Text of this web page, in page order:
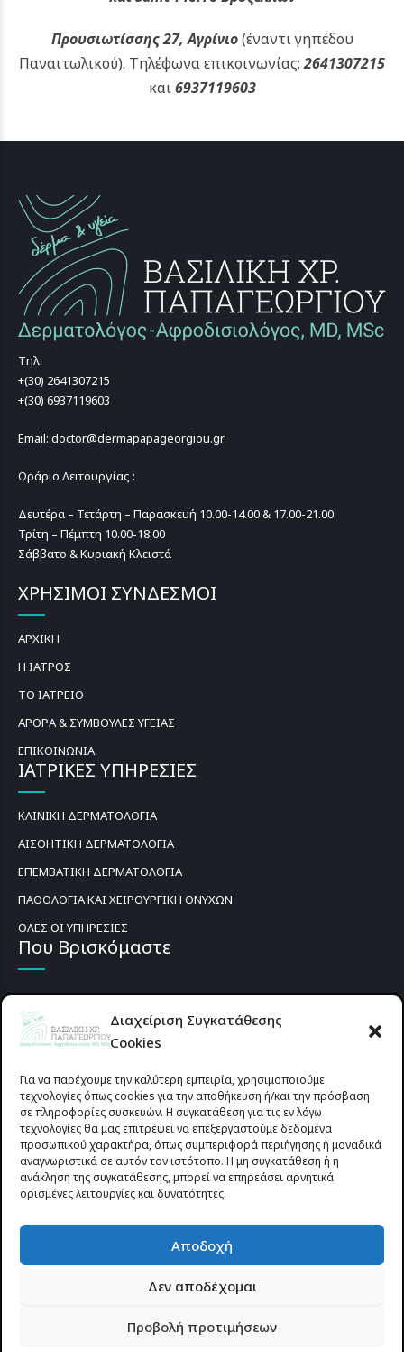
Διαχείριση Συγκατάθεσης
Cookies
Για να παρέχουμε την καλύτερη εμπειρία, χρησιμοποιούμε
τεχνολογίες όπως cookies για την αποθήκευση ή/και την πρόσβαση
σε πληροφορίες συσκευών. Η συγκατάθεση για τις εν λόγω
τεχνολογίες θα μας επιτρέψει να επεξεργαστούμε δεδομένα
προσωπικού χαρακτήρα, όπως συμπεριφορά περιήγησης ή μοναδικά
αναγνωριστικά σε αυτόν τον ιστότοπο. Η μη συγκατάθεση ή η
ανάκληση της συγκατάθεσης, μπορεί να επηρεάσει αρνητικά
ορισμένες λειτουργίες και δυνατότητες.
Αποδοχή
Δεν αποδέχομαι
Προβολή προτιμήσεων
Προυσιωτίσσης 27, Αγρίνιο(έναντι γηπέδου
Παναιτωλικού). Τηλέφωνα επικοινωνίας:2641307215
και6937119603
Τηλ:
+(30) 2641307215
+(30) 6937119603
Email: doctor@dermapapageorgiou.gr
Ωράριο Λειτουργίας :
Δευτέρα – Τετάρτη – Παρασκευή 10.00-14.00 & 17.00-21.00
Τρίτη – Πέμπτη 10.00-18.00
Σάββατο & Κυριακή Κλειστά
ΧΡΗΣΙΜΟΙ ΣΥΝΔΕΣΜΟΙ
ΑΡΧΙΚΗ
Η ΙΑΤΡΟΣ
ΤΟ ΙΑΤΡΕΙΟ
ΑΡΘΡΑ & ΣΥΜΒΟΥΛΕΣ ΥΓΕΙΑΣ
ΕΠΙΚΟΙΝΩΝΙΑ
ΙΑΤΡΙΚΕΣ ΥΠΗΡΕΣΙΕΣ
ΚΛΙΝΙΚΗ ΔΕΡΜΑΤΟΛΟΓΙΑ
ΑΙΣΘΗΤΙΚΗ ΔΕΡΜΑΤΟΛΟΓΙΑ
ΕΠΕΜΒΑΤΙΚΗ ΔΕΡΜΑΤΟΛΟΓΙΑ
ΠΑΘΟΛΟΓΙΑ ΚΑΙ ΧΕΙΡΟΥΡΓΙΚΗ ΟΝΥΧΩΝ
ΟΛΕΣ ΟΙ ΥΠΗΡΕΣΙΕΣ
Που Βρισκόμαστε
Προυσιωτίσσης 27 & Δ.Σταϊκου , Αγρίνιο 30133 (έναντι γηπέδου
Site-Forge.com